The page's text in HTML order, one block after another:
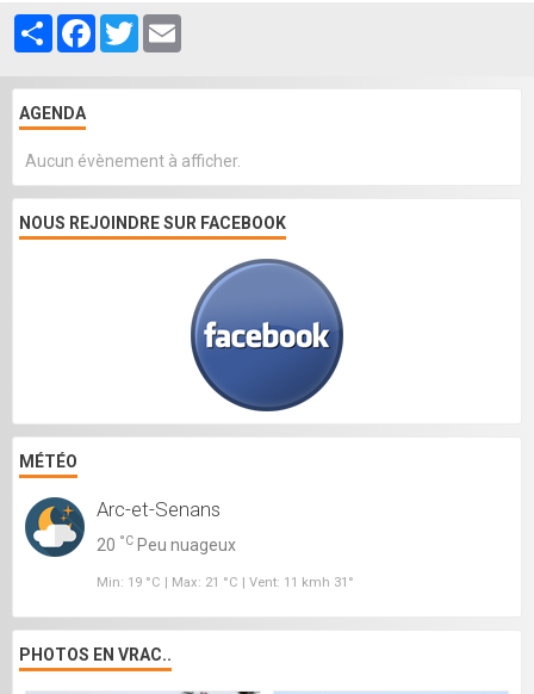
PartagerFacebook
Twitter
AGENDA
Aucun évènement à afficher.
NOUS REJOINDRE SUR FACEBOOK
MÉTÉO
Arc-et-Senans
20 °C Peu nuageux
Min: 19 °C | Max: 21 °C | Vent: 11 kmh 31°
PHOTOS EN VRAC..